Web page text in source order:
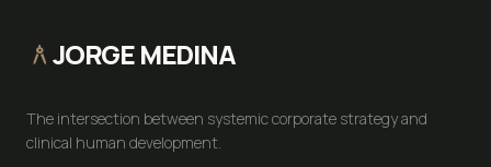
architecture JORGE MEDINA
The intersection between systemic corporate strategy and
clinical human development.